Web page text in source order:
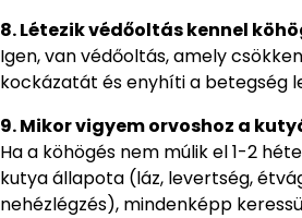
8. Létezik védőoltás kennel
Igen, van védőoltás, amely
kockázatát és enyhíti a betegség
9. Mikor vigyem orvoshoz a
Ha a köhögés nem múlik el 1-2
kutya állapota (láz, levertség,
nehézlégzés), mindenképp